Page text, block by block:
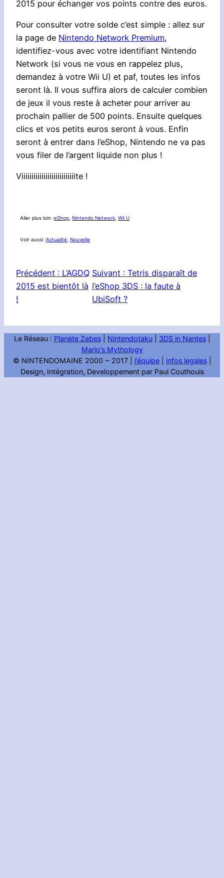
2015 pour échanger vos points contre des euros.
Pour consulter votre solde c’est simple : allez sur
la page de Nintendo Network Premium,
identifiez-vous avec votre identifiant Nintendo
Network (si vous ne vous en rappelez plus,
demandez à votre Wii U) et paf, toutes les infos
seront là. Il vous suffira alors de calculer combien
de jeux il vous reste à acheter pour arriver au
prochain pallier de 500 points. Ensuite quelques
clics et vos petits euros seront à vous. Enfin
seront à entrer dans l’eShop, Nintendo ne va pas
vous filer de l’argent liquide non plus !
Viiiiiiiiiiiiiiiiiiiiiiiiiiite !
Aller plus loin :eShop , Nintendo Network , Wii U
Voir aussi :Actualité , Nouvelle
Précédent : L’AGDQ
2015 est bientôt là
!
Suivant : Tetris disparaît de
l’eShop 3DS : la faute à
UbiSoft ?
Le Réseau : Planète Zebes| Nintendotaku| 3DS in Nantes|
Mario’s Mythology
© NINTENDOMAINE 2000 ~ 2017 | l’équipe| infos legales|
Design, Intégration, Developpement par Paul Couthouis